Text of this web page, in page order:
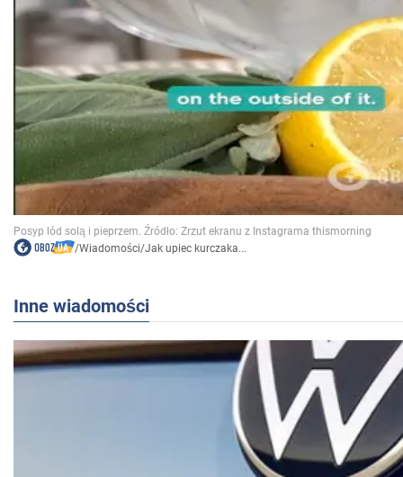
/Wiadomości/Jak upiec kurczaka...
Inne wiadomości